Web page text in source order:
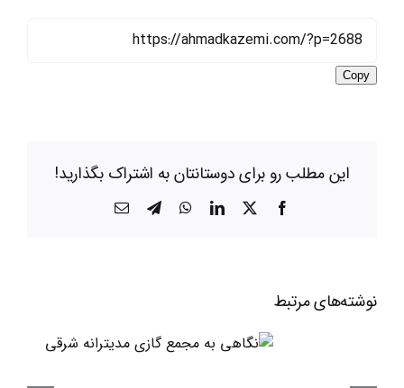
Copy
این مطلب رو برای دوستانتان به اشتراک بگذارید!
Facebook
X
LinkedIn
WhatsApp
Telegramایمیل
نوشته‌‌های مرتبط